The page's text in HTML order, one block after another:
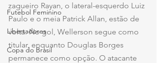
Futebol Feminino
Libertadores
Copa do Brasil
zagueiro Rayan, o lateral-esquerdo Luiz
Paulo e o meia Patrick Allan, estão de
volta. No gol, Wellerson segue como
titular, enquanto Douglas Borges
permanece como opção. O atacante